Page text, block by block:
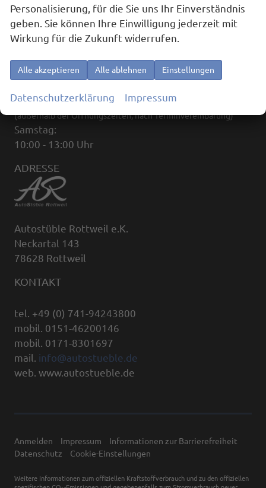
09:00 - 18:00
(außerhalb der Öffnungszeiten, nach Terminvereinbarung)
Samstag:
10:00 - 13:00 Uhr
ADRESSE
Autostüble Rottweil e.K.
Neckartal 143
78628 Rottweil
KONTAKT
tel. +49 (0) 741-94243800
mobil. 0151-46200146
mobil. 0171-8301697
mail. info@autostueble.de
web. www.autostueble.de
Anmelden Impressum
Informationen zur Barrierefreiheit
Datenschutz
Cookie-Einstellungen
Weitere Informationen zum offiziellen Kraftstoffverbrauch und zu den offiziellen
Personalisierung, für die Sie uns Ihr Einverständnis
geben. Sie können Ihre Einwilligung jederzeit mit
Wirkung für die Zukunft widerrufen.
Alle akzeptieren Alle ablehnen Einstellungen
Datenschutzerklärung Impressum